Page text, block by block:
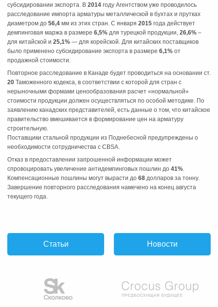
субсидировании экспорта. В 2014 году Агентством уже проводилось
расследование импорта арматуры металлической в бухтах и прутках
диаметром до 56,4 мм из этих стран. С января 2015 года действует
демпинговая маржа в размере 6,5% для турецкой продукции, 26,6% –
для китайской и 25,1% — для корейской. Для китайских поставщиков
было применено субсидирование экспорта в размере 6,1% от
продажной стоимости.
Повторное расследование в Канаде будет проводиться на основании ст.
20 Таможенного кодекса, в соответствии с которой для стран с
нерыночными формами ценообразования расчет «нормальной»
стоимости продукции должен осуществляться по особой методике. По
заявлению канадских представителей, есть данные о том, что китайское
правительство вмешивается в формирование цен на арматуру
строительную.
Поставщики стальной продукции из Поднебесной предупреждены о
необходимости сотрудничества с CBSA.
Отказ в предоставлении запрошенной информации может
спровоцировать увеличение антидемпинговых пошлин до 41%
Компенсационные пошлины могут вырасти до 68 долларов за тонну.
Завершение повторного расследования намечено на конец августа
текущего года.
Статьи Новости